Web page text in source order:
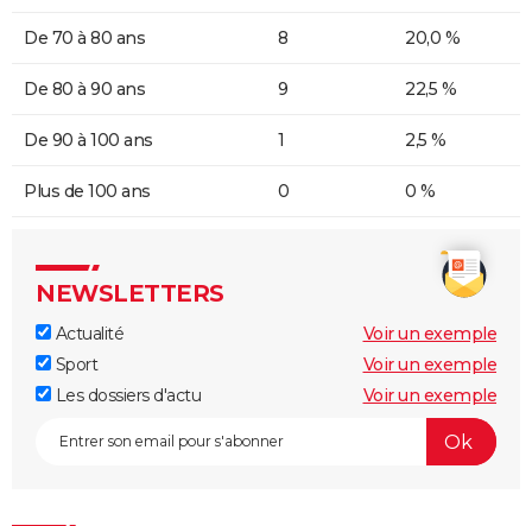
De 70 à 80 ans 8 20,0 %
De 80 à 90 ans 9 22,5 %
De 90 à 100 ans 1 2,5 %
Plus de 100 ans 0 0 %
NEWSLETTERS
Actualité
Voir un exemple
Sport
Voir un exemple
Les dossiers d'actu
Voir un exemple